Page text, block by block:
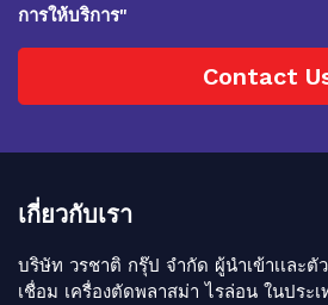
การให้บริการ"
Contact
เกี่ยวกับเรา
บริษัท วรชาติ กรุ๊ป จำกัด ผู้นำเข้าเเละตั
เชื่อม เครื่องตัดพลาสม่า ไรล่อน ในประ